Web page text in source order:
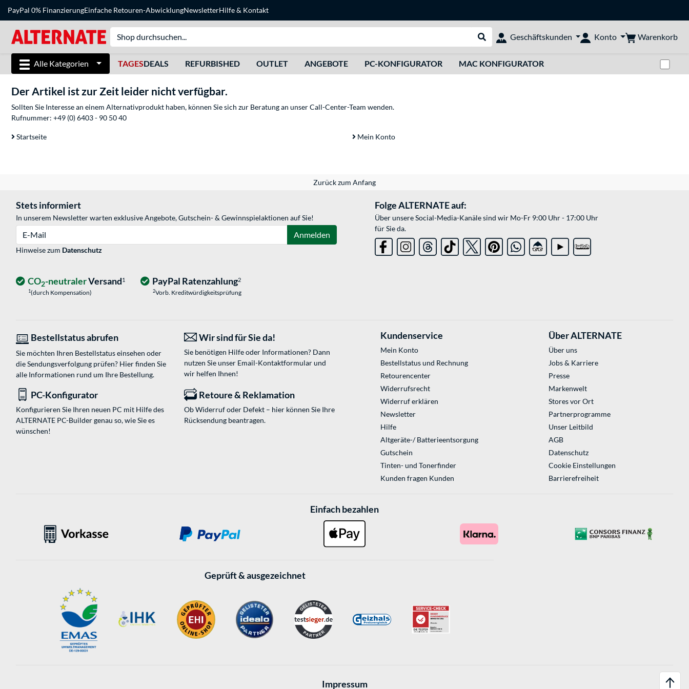
PayPal 0% FinanzierungEinfache Retouren-AbwicklungNewsletterHilfe& Kontakt
Suche durchführen
Geschäftskunden Konto Warenkorb
Alle Kategorien TAGESDEALS REFURBISHED OUTLET ANGEBOTE PC-KONFIGURATOR MAC KONFIGURATOR
Der Artikel ist zur Zeit leider nicht verfügbar.
Sollten Sie Interesse an einem Alternativprodukt haben, können Sie sich zur Beratung an unser Call-Center-Team wenden.
Rufnummer: +49 (0) 6403 - 90 50 40
Startseite Mein Konto
Zurück zum Anfang
Stets informiert
In unserem Newsletter warten exklusive Angebote, Gutschein- & Gewinnspielaktionen auf Sie!
Anmelden
Hinweise zum Datenschutz
Folge ALTERNATE auf:
Über unsere Social-Media-Kanäle sind wir Mo-Fr 9:00 Uhr - 17:00 Uhr
für Sie da.
CO2-neutralerVersand1
1(durch Kompensation)
PayPal Ratenzahlung2
2Vorb. Kreditwürdigkeitsprüfung
Bestellstatus abrufen
Sie möchten Ihren Bestellstatus einsehen oder
die Sendungsverfolgung prüfen? Hier finden Sie
alle Informationen rund um Ihre Bestellung.
Wir sind für Sie da!
Sie benötigen Hilfe oder Informationen? Dann
nutzen Sie unser Email-Kontaktformularund
wir helfen Ihnen!
PC-Konfigurator
Konfigurieren Sie Ihren neuen PC mit Hilfe des
ALTERNATE PC-Builder genau so, wie Sie es
wünschen!
Retoure & Reklamation
Ob Widerruf oder Defekt – hier können Sie Ihre
Rücksendung beantragen.
Kundenservice
Mein Konto
Bestellstatus und Rechnung
Retourencenter
Widerrufsrecht
Widerruf erklären
Newsletter
Hilfe
Altgeräte-/ Batterieentsorgung
Gutschein
Tinten- und Tonerfinder
Kunden fragen Kunden
Über ALTERNATE
Über uns
Jobs & Karriere
Presse
Markenwelt
Stores vor Ort
Partnerprogramme
Unser Leitbild
AGB
Datenschutz
Cookie Einstellungen
Barrierefreiheit
Einfach bezahlen
Geprüft & ausgezeichnet
Impressum